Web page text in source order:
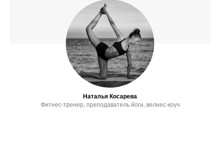
Если вы никогда не занимались йогой
и не знаете, какое направление вам
подойдет, то в YP вы сможете получить
необходимые знания и поддержку.
Наталья Косарева
Фитнес-тренер, преподаватель йоги, велнес-коуч